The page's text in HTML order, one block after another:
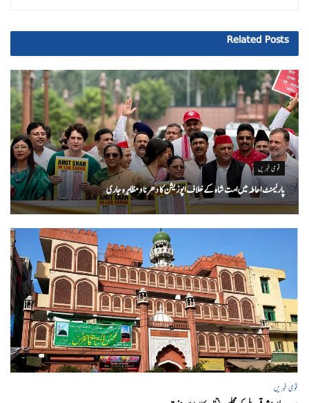
Related Posts
قومی خبریں
پارلیمنٹ احاطہ میں امت شاہ کے خلاف اپوزیشن کا دھرنا و مظاہرہ جاری
قومی خبریں